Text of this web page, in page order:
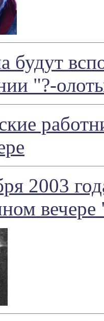
будут
"?-
2003
вечере